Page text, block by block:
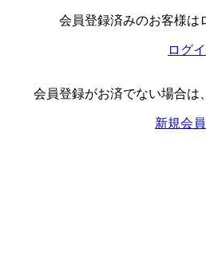
会員登録済みのお客様は
ログ
会員登録がお済でない場合は
新規会